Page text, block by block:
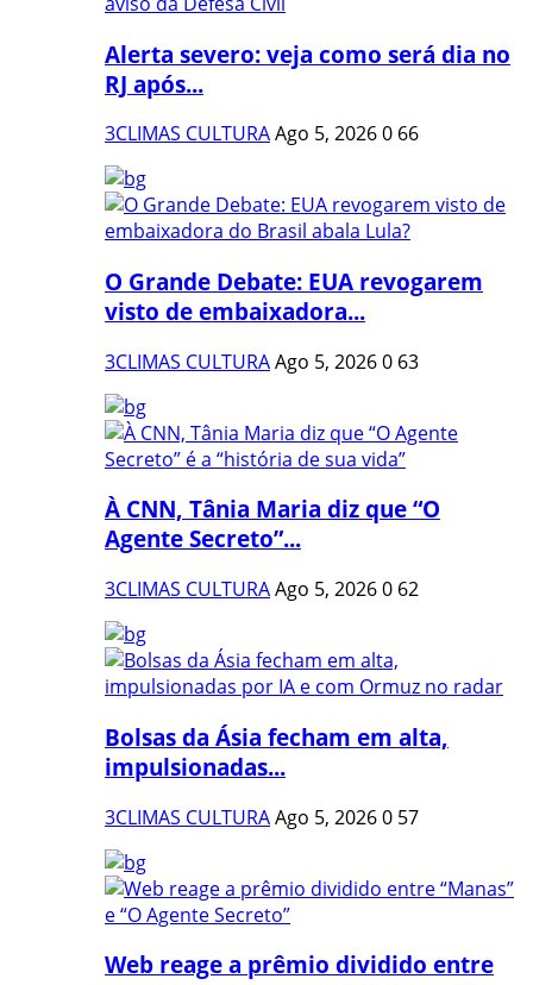
Alerta severo: veja como será dia no
RJ após...
3CLIMAS CULTURAAgo 5, 20260 66
O Grande Debate: EUA revogarem
visto de embaixadora...
3CLIMAS CULTURAAgo 5, 20260 63
À CNN, Tânia Maria diz que “O
Agente Secreto”...
3CLIMAS CULTURAAgo 5, 20260 62
Bolsas da Ásia fecham em alta,
impulsionadas...
3CLIMAS CULTURAAgo 5, 20260 57
Web reage a prêmio dividido entre